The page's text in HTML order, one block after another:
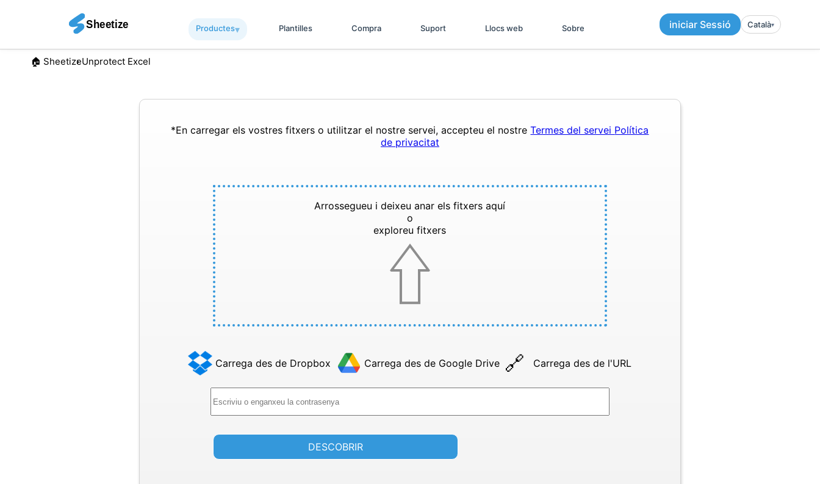
Productes▾︎ Plantilles Compra Suport Llocs web Sobre iniciar Sessió Català▾︎
🏠︎ SheetizeUnprotect Excel
*En carregar els vostres fitxers o utilitzar el nostre servei, accepteu el nostreTermes del servei Política
de privacitat
Arrossegueu i deixeu anar els fitxers aquí
o
exploreu fitxers
Carrega des de Dropbox Carrega des de Google Drive Carrega des de l'URL
DESCOBRIR